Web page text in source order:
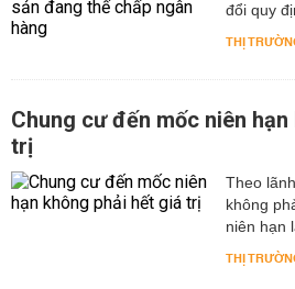
đổi quy
THỊ
Chung cư đến mốc niên
trị
Theo
không
niên hạn
THỊ